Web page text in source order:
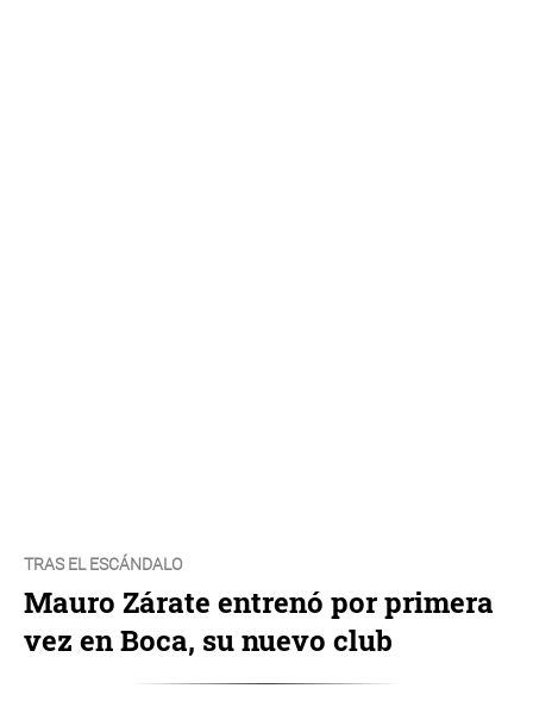
TRAS EL ESCÁNDALO
Mauro Zárate entrenó por primera
vez en Boca, su nuevo club